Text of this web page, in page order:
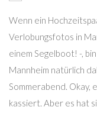
Wenn ein
Verlobungsfotos in
einem Segelboot! -,
Mannheim natürlich
Sommerabend. Okay,
kassiert. Aber es hat